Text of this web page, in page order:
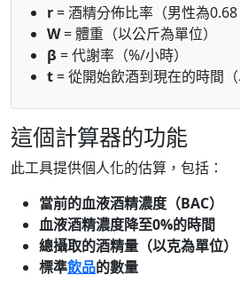
r= 酒精分佈比率（男性為0.68
W= 體重（以公斤為單位）
β = 代謝率（%/小時）
t= 從開始飲酒到現在的時間（
這個計算器的功能
此工具提供個人化的估算，包括：
當前的血液酒精濃度（BAC）
血液酒精濃度降至0%的時間
總攝取的酒精量（以克為單位）
標準飲品的數量